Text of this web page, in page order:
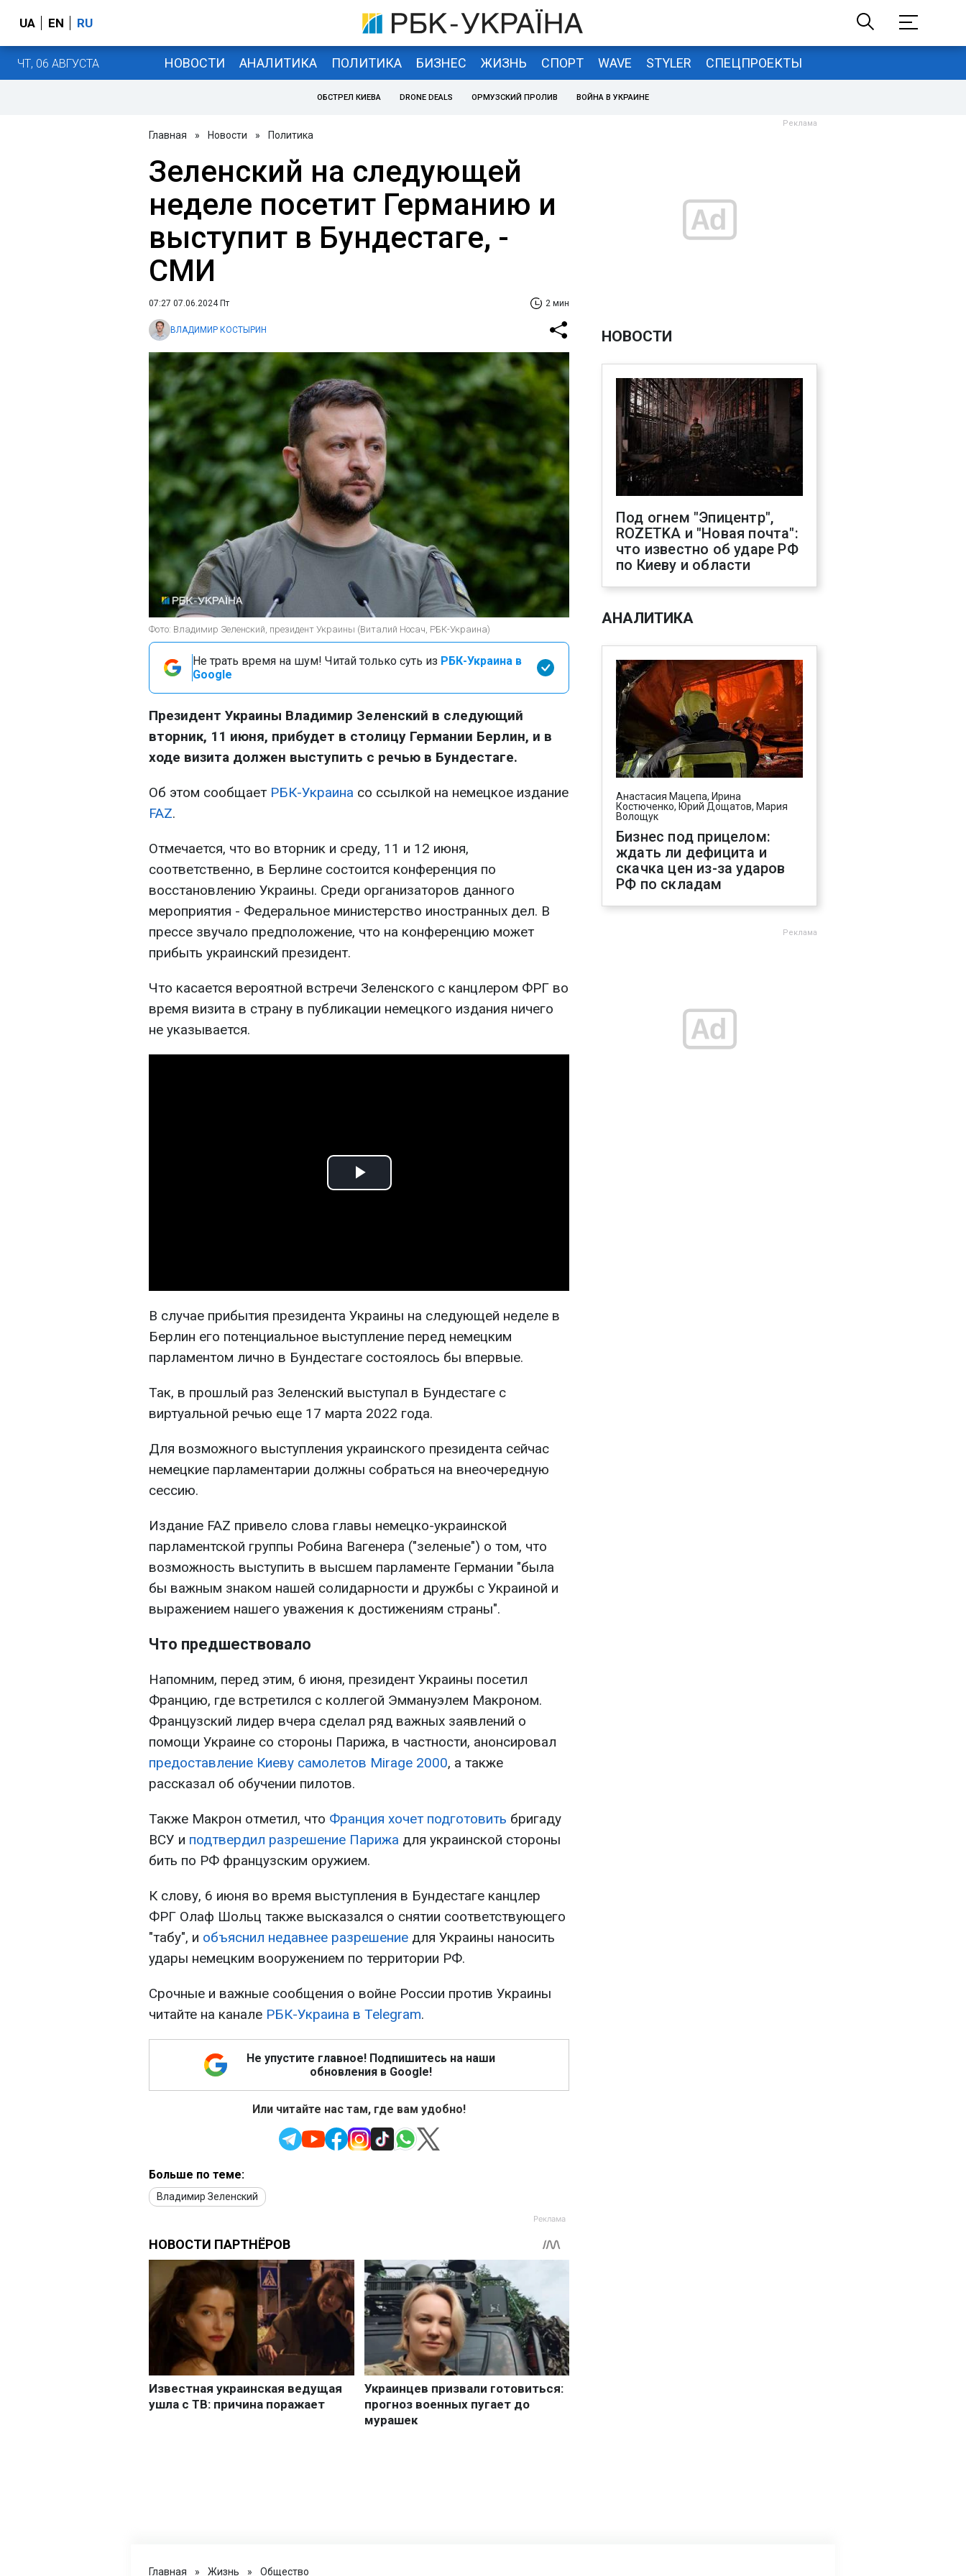
UA EN RU
ЧТ, 06 АВГУСТА НОВОСТИ АНАЛИТИКА ПОЛИТИКА БИЗНЕС ЖИЗНЬ СПОРТ WAVE STYLER СПЕЦПРОЕКТЫ
ОБСТРЕЛ КИЕВА DRONE DEALS ОРМУЗСКИЙ ПРОЛИВ ВОЙНА В УКРАИНЕ
Главная » Новости » Политика
Зеленский на следующей
неделе посетит Германию и
выступит в Бундестаге, -
СМИ
07:27 07.06.2024 Пт 2 мин
ВЛАДИМИР КОСТЫРИН
Фото: Владимир Зеленский, президент Украины (Виталий Носач, РБК-Украина)
Не трать время на шум! Читай только суть из РБК-Украина в
Google
Президент Украины Владимир Зеленский в следующий
вторник, 11 июня, прибудет в столицу Германии Берлин, и в
ходе визита должен выступить с речью в Бундестаге.
Об этом сообщает РБК-Украина со ссылкой на немецкое издание
FAZ.
Отмечается, что во вторник и среду, 11 и 12 июня,
соответственно, в Берлине состоится конференция по
восстановлению Украины. Среди организаторов данного
мероприятия - Федеральное министерство иностранных дел. В
прессе звучало предположение, что на конференцию может
прибыть украинский президент.
Что касается вероятной встречи Зеленского с канцлером ФРГ во
время визита в страну в публикации немецкого издания ничего
не указывается.
Play
В случае прибытия президента Украины на следующей неделе в
Берлин его потенциальное выступление перед немецким
парламентом лично в Бундестаге состоялось бы впервые.
Так, в прошлый раз Зеленский выступал в Бундестаге с
виртуальной речью еще 17 марта 2022 года.
Для возможного выступления украинского президента сейчас
немецкие парламентарии должны собраться на внеочередную
сессию.
Издание FAZ привело слова главы немецко-украинской
парламентской группы Робина Вагенера ("зеленые") о том, что
возможность выступить в высшем парламенте Германии "была
бы важным знаком нашей солидарности и дружбы с Украиной и
выражением нашего уважения к достижениям страны".
Что предшествовало
Напомним, перед этим, 6 июня, президент Украины посетил
Францию, где встретился с коллегой Эммануэлем Макроном.
Французский лидер вчера сделал ряд важных заявлений о
помощи Украине со стороны Парижа, в частности, анонсировал
предоставление Киеву самолетов Mirage 2000, а также
рассказал об обучении пилотов.
Также Макрон отметил, что Франция хочет подготовить бригаду
ВСУ и подтвердил разрешение Парижа для украинской стороны
бить по РФ французским оружием.
К слову, 6 июня во время выступления в Бундестаге канцлер
ФРГ Олаф Шольц также высказался о снятии соответствующего
"табу", и объяснил недавнее разрешение для Украины наносить
удары немецким вооружением по территории РФ.
Срочные и важные сообщения о войне России против Украины
читайте на канале РБК-Украина в Telegram.
Не упустите главное! Подпишитесь на наши
обновления в Google!
Или читайте нас там, где вам удобно!
Больше по теме:
Владимир Зеленский
НОВОСТИ
Под огнем "Эпицентр",
ROZETKA и "Новая почта":
что известно об ударе РФ
по Киеву и области
АНАЛИТИКА
Анастасия Мацепа, Ирина
Костюченко, Юрий Дощатов, Мария
Волощук
Бизнес под прицелом:
ждать ли дефицита и
скачка цен из-за ударов
РФ по складам
Главная » Жизнь » Общество